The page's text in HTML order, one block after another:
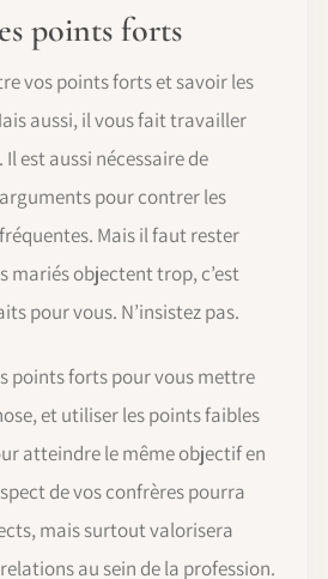
points forts
vos points forts et savoir les
aussi, il vous fait travailler
est aussi nécessaire de
pour contrer les
Mais il faut rester
mariés objectent trop, c’est
pour vous. N’insistez pas.
points forts pour vous mettre
et utiliser les points faibles
atteindre le même objectif en
de vos confrères pourra
mais surtout valorisera
au sein de la profession.